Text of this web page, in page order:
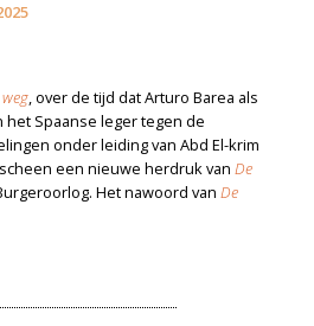
, over de tijd dat Arturo Barea als
Spaanse leger tegen de
onder leiding van Abd El-krim
een nieuwe herdruk van De
Het nawoord van De